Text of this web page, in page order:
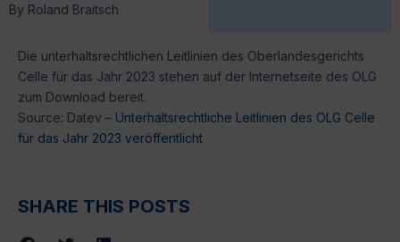
By Roland Braitsch
Die unterhaltsrechtlichen Leitlinien des Oberlandesgerichts
Celle für das Jahr 2023 stehen auf der Internetseite des OLG
zum Download bereit.
Source: Datev – Unterhaltsrechtliche Leitlinien des OLG Celle
für das Jahr 2023 veröffentlicht
SHARE THIS POSTS